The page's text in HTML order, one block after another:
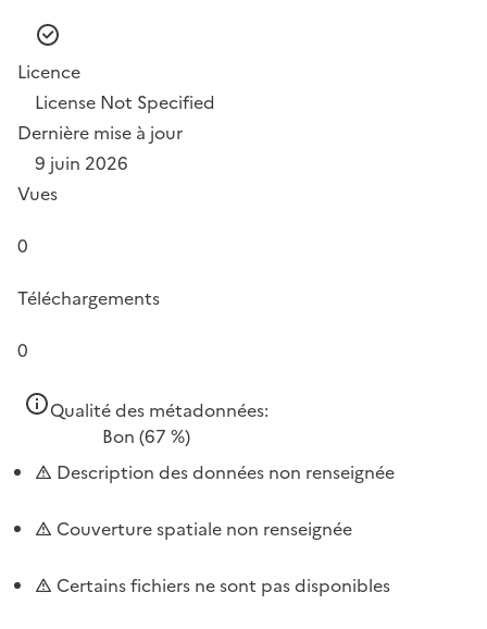
Licence
License Not Specified
Dernière mise à jour
9 juin 2026
Vues
0
Téléchargements
0
Qualité des métadonnées:
Bon (67 %)
Description des données non renseignée
Couverture spatiale non renseignée
Certains fichiers ne sont pas disponibles